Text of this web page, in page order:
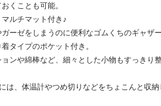
くことも可能。
ルチマット付き♪
ーゼをしまうのに便利なゴムくちのギャザ
タイプのポケット付き。
ンや綿棒など、細々とした小物もすっきり
は、体温計やつめ切りなどをちょこんと収納